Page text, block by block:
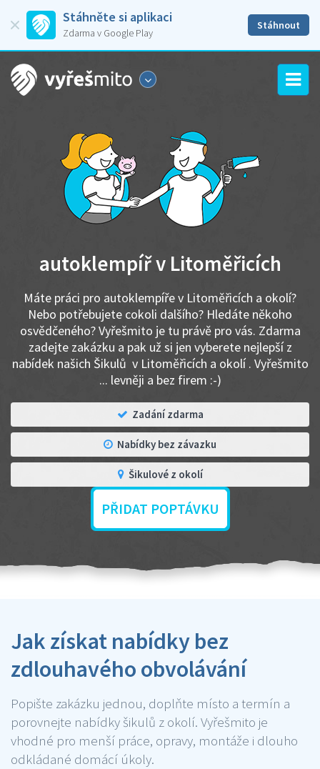
Stáhněte si aplikaci
Zdarma v Google Play
Stáhnout
autoklempíř v Litoměřicích
Máte práci pro autoklempíře v Litoměřicích a okolí?
Nebo potřebujete cokoli dalšího? Hledáte někoho
osvědčeného? Vyřešmito je tu právě pro vás. Zdarma
zadejte zakázku a pak už si jen vyberete nejlepší z
nabídek našich Šikulů v Litoměřicích a okolí . Vyřešmito
... levněji a bez firem :-)
Zadání zdarma
Nabídky bez závazku
Šikulové z okolí
PŘIDAT POPTÁVKU
Jak získat nabídky bez
zdlouhavého obvolávání
Popište zakázku jednou, doplňte místo a termín a
porovnejte nabídky šikulů z okolí. Vyřešmito je
vhodné pro menší práce, opravy, montáže i dlouho
odkládané domácí úkoly.